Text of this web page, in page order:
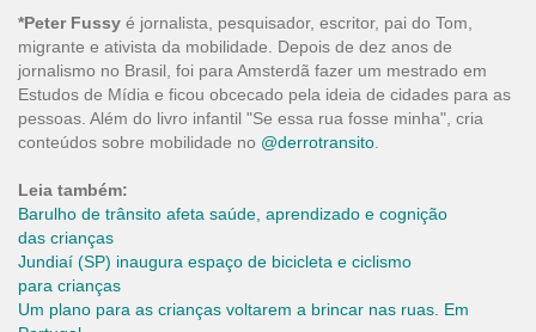
*Peter Fussy é jornalista, pesquisador, escritor, pai do Tom,
migrante e ativista da mobilidade. Depois de dez anos de
jornalismo no Brasil, foi para Amsterdã fazer um mestrado em
Estudos de Mídia e ficou obcecado pela ideia de cidades para as
pessoas. Além do livro infantil "Se essa rua fosse minha", cria
conteúdos sobre mobilidade no @derrotransito
Leia também:
Barulho de trânsito afeta saúde, aprendizado e cognição
das crianças
Jundiaí (SP) inaugura espaço de bicicleta e ciclismo
para crianças
Um plano para as crianças voltarem a brincar nas ruas. Em